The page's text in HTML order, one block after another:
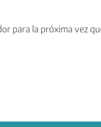
para la próxima vez